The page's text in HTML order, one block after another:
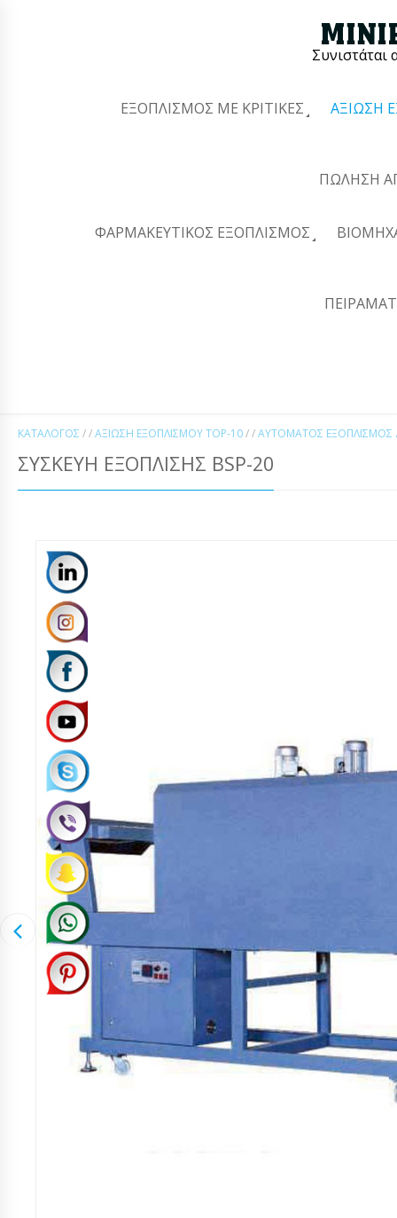
Συνιστάται
ΕΞΟΠΛΙΣΜΌΣ ΜΕ ΚΡΙΤΙΚΈΣ ΑΞΊΩΣΗ
ΠΏΛΗΣΗ
ΦΑΡΜΑΚΕΥΤΙΚΌΣ ΕΞΟΠΛΙΣΜΌΣ
ΚΑΤΆΛΟΓΟΣ / /ΑΞΊΩΣΗ ΕΞΟΠΛΙΣΜΟΎ TOP-10/ /ΑΥΤΌΜΑΤΟΣ ΕΞΟΠΛΙΣΜΌΣ
ΣΥΣΚΕΥΉ ΕΞΌΠΛΙΣΗΣ BSP-20